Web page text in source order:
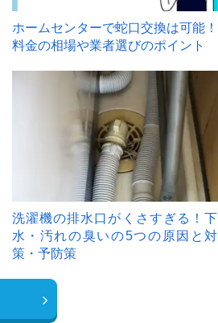
ホームセンターで蛇口交換は可能！
料金の相場や業者選びのポイント
洗濯機の排水口がくさすぎる！下
水・汚れの臭いの5つの原因と対
策・予防策